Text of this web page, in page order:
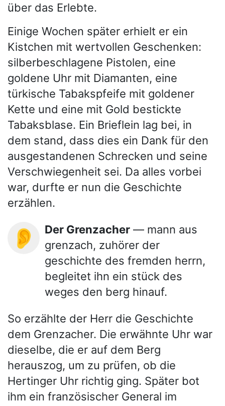
über das Erlebte.
Einige Wochen später erhielt er ein
Kistchen mit wertvollen Geschenken:
silberbeschlagene Pistolen, eine
goldene Uhr mit Diamanten, eine
türkische Tabakspfeife mit goldener
Kette und eine mit Gold bestickte
Tabaksblase. Ein Brieflein lag bei, in
dem stand, dass dies ein Dank für den
ausgestandenen Schrecken und seine
Verschwiegenheit sei. Da alles vorbei
war, durfte er nun die Geschichte
erzählen.
👂 Der Grenzacher — mann aus
grenzach, zuhörer der
geschichte des fremden herrn,
begleitet ihn ein stück des
weges den berg hinauf.
So erzählte der Herr die Geschichte
dem Grenzacher. Die erwähnte Uhr war
dieselbe, die er auf dem Berg
herauszog, um zu prüfen, ob die
Hertinger Uhr richtig ging. Später bot
ihm ein französischer General im